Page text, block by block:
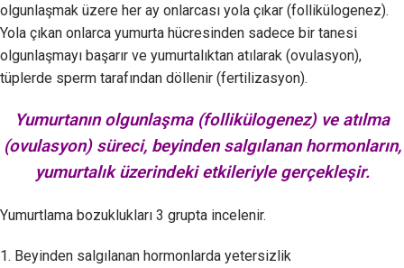
olgunlaşmak üzere her ay onlarcası yola çıkar (follikülogenez).
Yola çıkan onlarca yumurta hücresinden sadece bir tanesi
olgunlaşmayı başarır ve yumurtalıktan atılarak (ovulasyon),
tüplerde sperm tarafından döllenir (fertilizasyon).
Yumurtanın olgunlaşma (follikülogenez) ve atılma
(ovulasyon) süreci, beyinden salgılanan hormonların,
yumurtalık üzerindeki etkileriyle gerçekleşir.
Yumurtlama bozuklukları 3 grupta incelenir.
1. Beyinden salgılanan hormonlarda yetersizlik